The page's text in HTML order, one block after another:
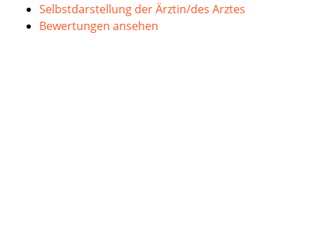
Selbstdarstellung der Ärztin/des Arztes
Bewertungen ansehen